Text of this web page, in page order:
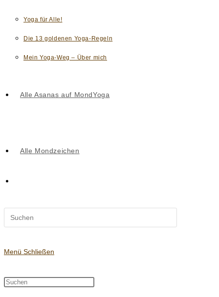
Yoga für Alle!
Die 13 goldenen Yoga-Regeln
Mein Yoga-Weg – Über mich
Alle Asanas auf MondYoga
Alle Mondzeichen
Suche
Website
durchsuchen
Menü Schließen
Diese